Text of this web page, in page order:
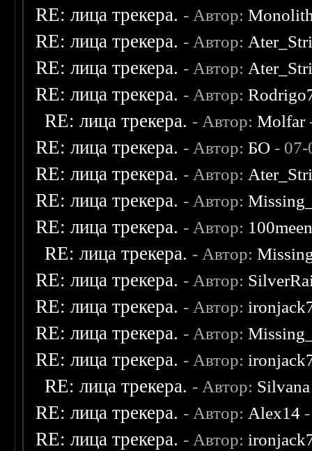
RE: лица трекера. - Автор:
RE: лица трекера. - Автор:
RE: лица трекера. - Автор:
RE: лица трекера. - Автор:
RE: лица трекера. - Автор:Molfar
RE: лица трекера. - Автор: БО -
RE: лица трекера. - Автор:
RE: лица трекера. - Автор:
RE: лица трекера. - Автор:
RE: лица трекера. - Автор:
RE: лица трекера. - Автор:
RE: лица трекера. - Автор:
RE: лица трекера. - Автор:
RE: лица трекера. - Автор:
RE: лица трекера. - Автор: Silvana
RE: лица трекера. - Автор: Alex14
RE: лица трекера. - Автор: